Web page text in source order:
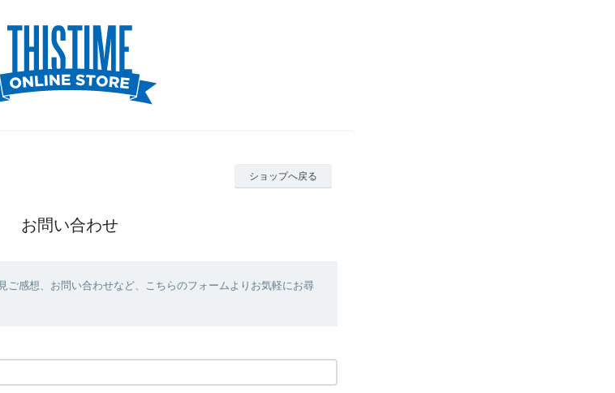
ショップへ戻る
お問い合わせ
ご感想、お問い合わせなど、こちらのフォームよりお気軽にお尋